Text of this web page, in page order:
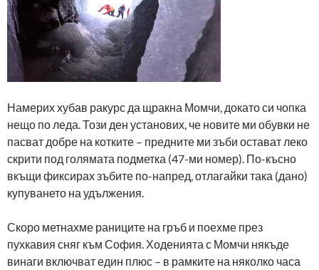
Намерих хубав ракурс да щракна Момчи, докато си чопка
нещо по леда. Този ден установих, че новите ми обувки не
пасват добре на котките – предните ми зъби остават леко
скрити под голямата подметка (47-ми номер). По-късно
вкъщи фиксирах зъбите по-напред, отлагайки така (дано)
купуването на удължения.
Скоро метнахме раниците на гръб и поехме през
пухкавия сняг към София. Ходенията с Момчи някъде
винаги включват един плюс – в рамките на няколко часа